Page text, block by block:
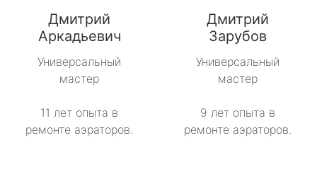
Дмитрий
Аркадьевич
Универсальный
мастер
11 лет опыта в
ремонте аэраторов.
Дмитрий
Зарубов
Универсальный
мастер
9 лет опыта в
ремонте аэраторов.